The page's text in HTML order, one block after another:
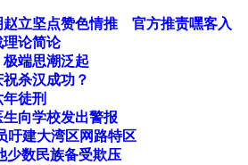
赵立坚点赞色情推 官方推责嘿客入
理论简论
端思潮泛起
杀汉成功？
徒刑
向学校发出警报
吁建大湾区网路特区
少数民族备受欺压